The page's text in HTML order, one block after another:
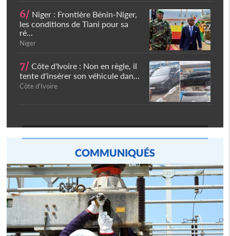
6/ Niger : Frontière Bénin-Niger,
les conditions de Tiani pour sa
ré...
Niger
7/ Côte d'Ivoire : Non en règle, il
tente d'insérer son véhicule dan...
Côte d'Ivoire
COMMUNIQUÉS